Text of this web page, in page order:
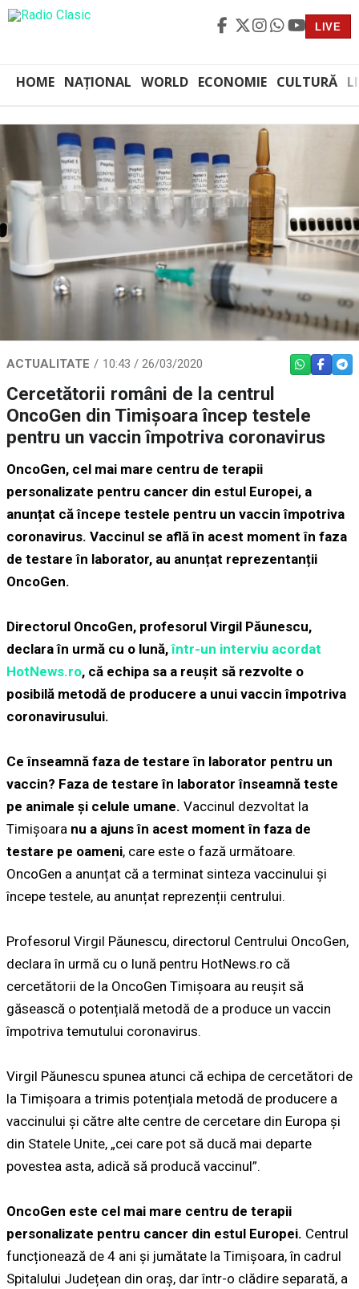
LIVE
HOME NAȚIONAL WORLD ECONOMIE CULTURĂ
ACTUALITATE 10:43 / 26/03/2020 WHATSAPP
Cercetătorii români de la centrul
OncoGen din Timișoara încep testele
pentru un vaccin împotriva coronavirus
OncoGen, cel mai mare centru de terapii
personalizate pentru cancer din estul Europei, a
anunțat că începe testele pentru un vaccin împotriva
coronavirus. Vaccinul se află în acest moment în faza
de testare în laborator, au anunțat reprezentanții
OncoGen.
Directorul OncoGen, profesorul Virgil Păunescu,
declara în urmă cu o lună,într-un interviu acordat
HotNews.ro, că echipa sa a reușit să rezvolte o
posibilă metodă de producere a unui vaccin împotriva
coronavirusului.
Ce înseamnă faza de testare în laborator pentru un
vaccin? Faza de testare în laborator înseamnă teste
pe animale și celule umane. Vaccinul dezvoltat la
Timișoara nu a ajuns în acest moment în faza de
testare pe oameni, care este o fază următoare.
OncoGen a anunțat că a terminat sinteza vaccinului și
începe testele, au anunțat reprezenții centrului.
Profesorul Virgil Păunescu, directorul Centrului OncoGen,
declara în urmă cu o lună pentru HotNews.ro că
cercetătorii de la OncoGen Timișoara au reușit să
găsească o potențială metodă de a produce un vaccin
împotriva temutului coronavirus.
Virgil Păunescu spunea atunci că echipa de cercetători de
la Timișoara a trimis potențiala metodă de producere a
vaccinului și către alte centre de cercetare din Europa și
din Statele Unite, „cei care pot să ducă mai departe
povestea asta, adică să producă vaccinul”.
OncoGen este cel mai mare centru de terapii
personalizate pentru cancer din estul Europei. Centrul
funcționează de 4 ani și jumătate la Timișoara, în cadrul
Spitalului Județean din oraș, dar într-o clădire separată, a